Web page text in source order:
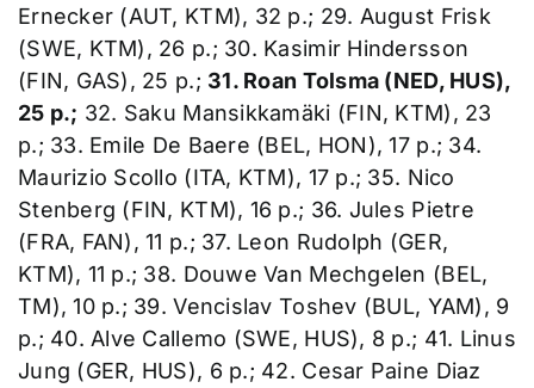
Ernecker (AUT, KTM), 32 p.; 29. August Frisk
(SWE, KTM), 26 p.; 30. Kasimir Hindersson
(FIN, GAS), 25 p.; 31. Roan Tolsma (NED, HUS),
25 p.; 32. Saku Mansikkamäki (FIN, KTM), 23
p.; 33. Emile De Baere (BEL, HON), 17 p.; 34.
Maurizio Scollo (ITA, KTM), 17 p.; 35. Nico
Stenberg (FIN, KTM), 16 p.; 36. Jules Pietre
(FRA, FAN), 11 p.; 37. Leon Rudolph (GER,
KTM), 11 p.; 38. Douwe Van Mechgelen (BEL,
TM), 10 p.; 39. Vencislav Toshev (BUL, YAM), 9
p.; 40. Alve Callemo (SWE, HUS), 8 p.; 41. Linus
Jung (GER, HUS), 6 p.; 42. Cesar Paine Diaz